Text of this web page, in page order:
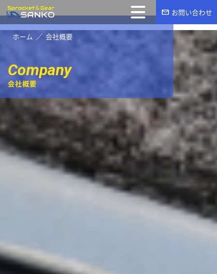
mail お問い合わせ
ホーム 会社概要
Company
会社概要